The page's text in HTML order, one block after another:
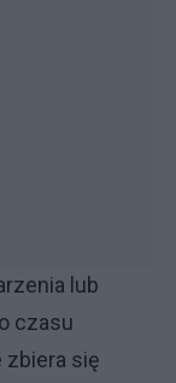
lub
czasu
zbiera się